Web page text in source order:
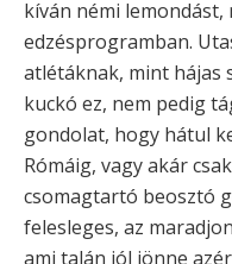
kíván némi lemondást,
edzésprogramban.
atlétáknak, mint hájas
kuckó ez, nem pedig
gondolat, hogy hátul
Rómáig, vagy akár
csomagtartó beosztó
felesleges, az
ami talán jól jönne